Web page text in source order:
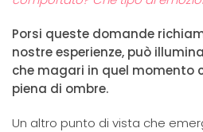
Porsi queste domande
nostre esperienze, può
che magari in quel momento
piena di ombre.
Un altro punto di vista che